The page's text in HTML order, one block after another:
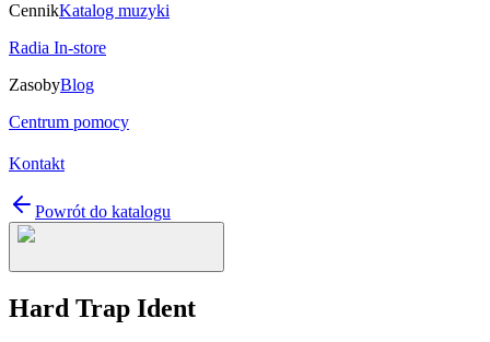
CennikKatalog muzyki
Radia In-store
ZasobyBlog
Centrum pomocy
Kontakt
Powrót do katalogu
Hard Trap Ident